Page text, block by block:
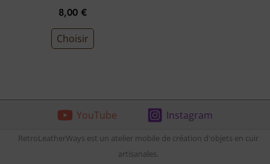
8,00 €
Choisir
du
produit
YouTube Instagram
RetroLeatherWays est un atelier mobile de création d'objets en cuir
artisanales.